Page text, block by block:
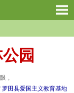
园
。
罗田县爱国主义教育基地